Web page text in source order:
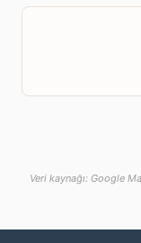
Veri kaynağı: Google